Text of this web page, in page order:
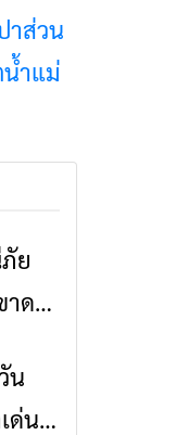
าส่วน
ำแม่
ยงราย
ย
าด
ยงราย
น
ด่น